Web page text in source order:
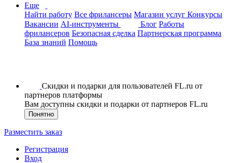
Еще
Найти работу Все фрилансеры Магазин услуг Конкурсы
Вакансии AI-инструменты Блог Работы
фрилансеров Безопасная сделка Партнерская программа
База знаний Помощь
Скидки и подарки для пользователей FL.ru от
партнеров платформы
Вам доступны скидки и подарки от партнеров FL.ru
Понятно
Разместить заказ
Регистрация
Вход